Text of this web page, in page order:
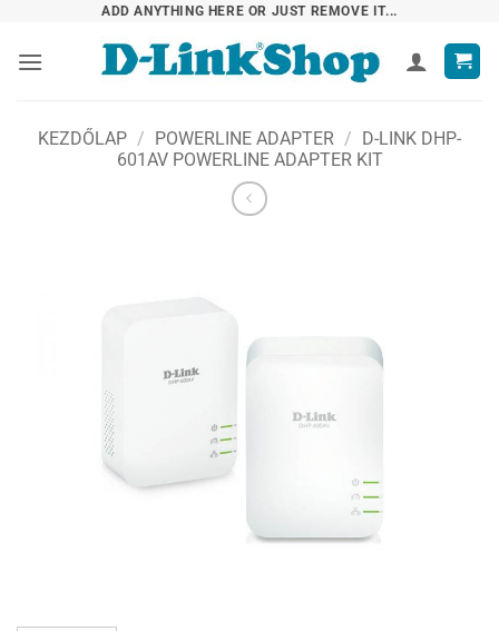
content
ADD ANYTHING HERE OR JUST REMOVE IT...
KEZDŐLAP / POWERLINE ADAPTER / D-LINK DHP-
601AV POWERLINE ADAPTER KIT